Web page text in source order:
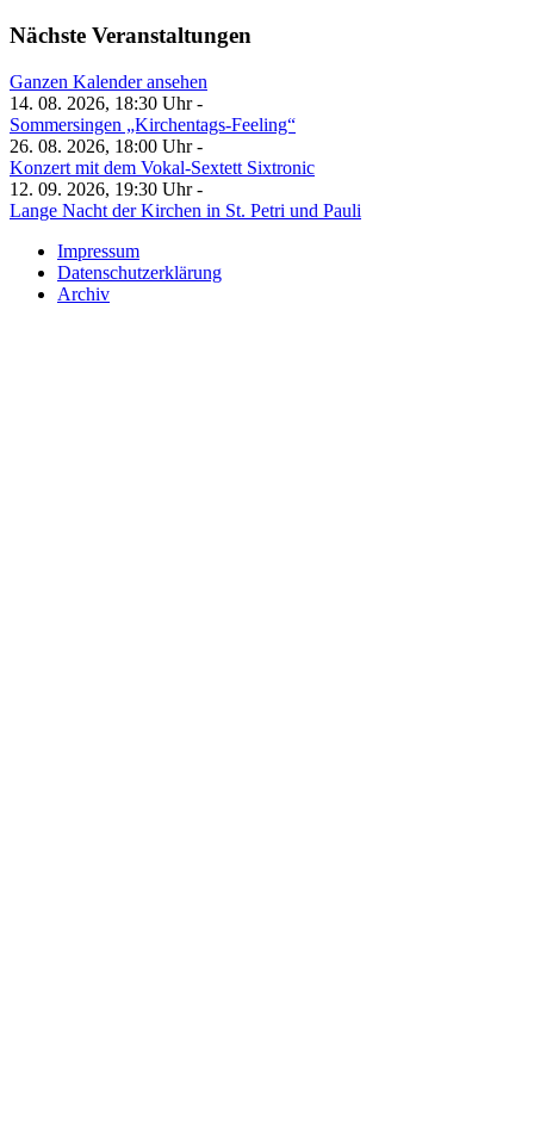
Nächste Veranstaltungen
Ganzen Kalender ansehen
14. 08. 2026, 18:30 Uhr -
Sommersingen „Kirchentags-Feeling“
26. 08. 2026, 18:00 Uhr -
Konzert mit dem Vokal-Sextett Sixtronic
12. 09. 2026, 19:30 Uhr -
Lange Nacht der Kirchen in St. Petri und Pauli
Impressum
Datenschutzerklärung
Archiv